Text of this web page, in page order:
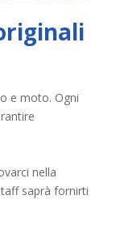
e moto. Ogni
nella
saprà fornirti